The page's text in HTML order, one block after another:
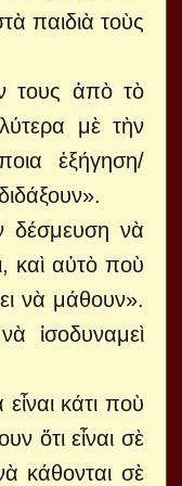
παιδιὰ τοὺς
τους ἀπὸ τὸ
μὲ τὴν
ἐξήγηση/
δέσμευση νὰ
καὶ αὐτὸ ποὺ
νὰ μάθουν».
ἰσοδυναμεὶ
κάτι ποὺ
ὅτι εἶναι σὲ
κάθονται σὲ